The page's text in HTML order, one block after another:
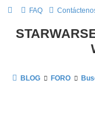
FAQ
BLOG FORO